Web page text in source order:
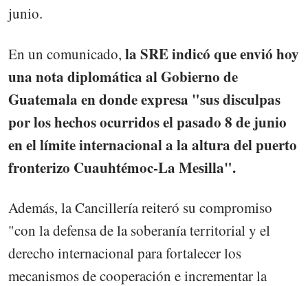
junio.
En un comunicado, la SRE indicó que envió hoy
una nota diplomática al Gobierno de
Guatemala en donde expresa "sus disculpas
por los hechos ocurridos el pasado 8 de junio
en el límite internacional a la altura del puerto
fronterizo Cuauhtémoc-La Mesilla".
Además, la Cancillería reiteró su compromiso
"con la defensa de la soberanía territorial y el
derecho internacional para fortalecer los
mecanismos de cooperación e incrementar la